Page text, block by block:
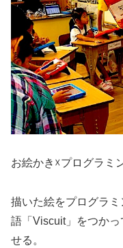
お絵かき ☓プログラミ
描いた絵をプログラ
語「Viscuit」をつか
せる。